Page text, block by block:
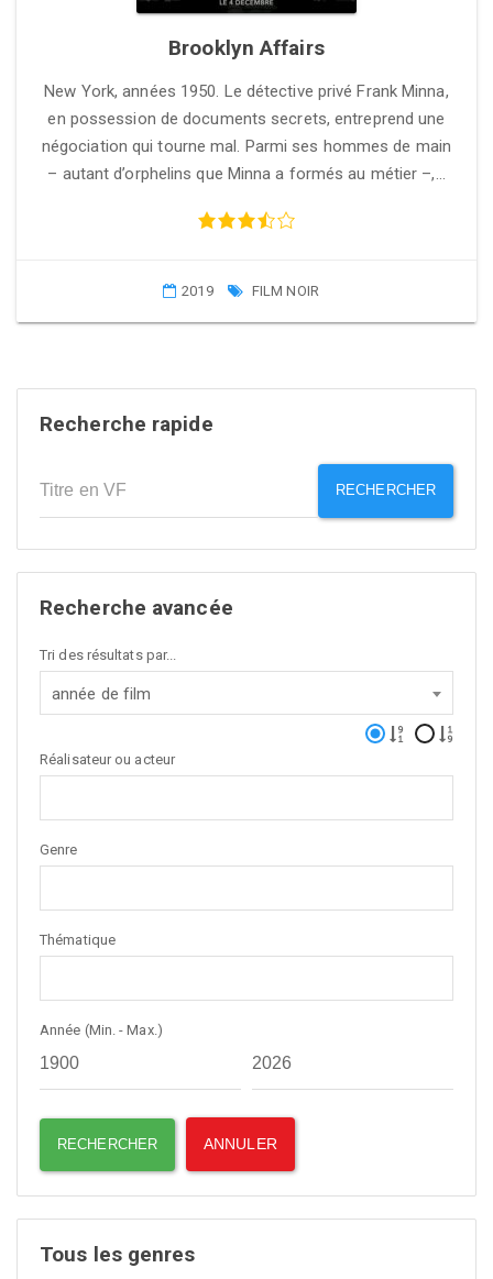
Brooklyn Affairs
New York, années 1950. Le détective privé Frank Minna,
en possession de documents secrets, entreprend une
négociation qui tourne mal. Parmi ses hommes de main
– autant d’orphelins que Minna a formés au métier –,…
2019 FILM NOIR
Recherche rapide
RECHERCHER
Recherche avancée
Tri des résultats par...
année de film
Réalisateur ou acteur
Genre
Thématique
Année (Min. - Max.)
Tous les genres